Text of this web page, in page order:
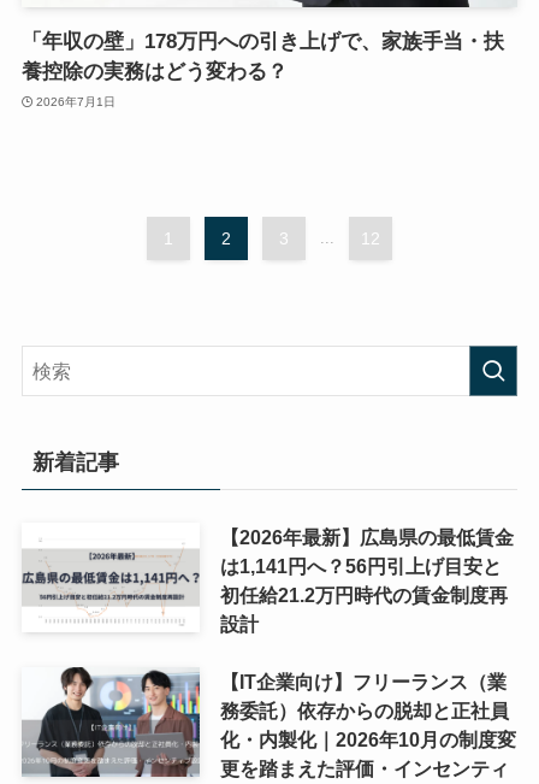
「年収の壁」178万円への引き上げで、家族手当・扶
養控除の実務はどう変わる？
2026年7月1日
1 2 3 ... 12
新着記事
【2026年最新】広島県の最低賃金
は1,141円へ？56円引上げ目安と
初任給21.2万円時代の賃金制度再
設計
【IT企業向け】フリーランス（業
務委託）依存からの脱却と正社員
化・内製化｜2026年10月の制度変
更を踏まえた評価・インセンティ